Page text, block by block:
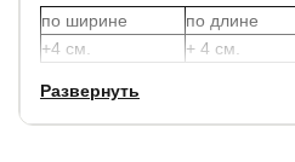
по ширине по длине
+4 см.
+ 4 см.
Развернуть